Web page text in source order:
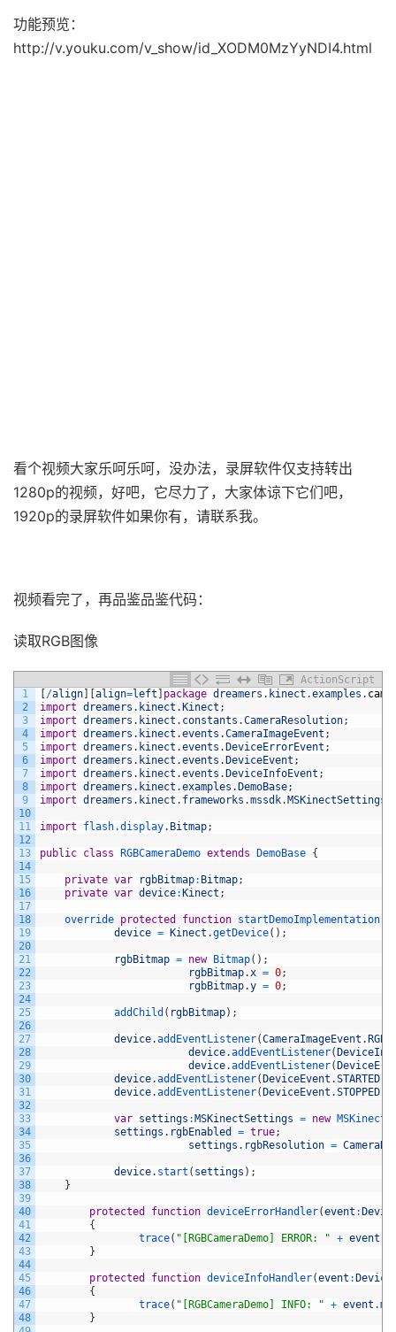
功能预览：
http://v.youku.com/v_show/id_XODM0MzYyNDI4.html
看个视频大家乐呵乐呵，没办法，录屏软件仅支持转出
1280p的视频，好吧，它尽力了，大家体谅下它们吧，
1920p的录屏软件如果你有，请联系我。
视频看完了，再品鉴品鉴代码：
读取RGB图像
ActionScript
1
2
3
4
5
6
7
8
9
10
11
12
13
14
15
16
17
18
19
20
21
22
23
24
25
26
27
28
29
30
31
32
33
34
35
36
37
38
39
40
41
42
43
44
45
46
47
48
[/align] [align=left ] package dreamers . kinect .examples .
import dreamers . kinect .Kinect ;
import dreamers . kinect . constants .CameraResolution;
import dreamers . kinect .events .CameraImageEvent ;
import dreamers . kinect .events .DeviceErrorEvent ;
import dreamers . kinect .events .DeviceEvent ;
import dreamers . kinect .events .DeviceInfoEvent ;
import dreamers . kinect .examples .DemoBase;
import dreamers . kinect . frameworks .mssdk.MSKinectSettings
import flash.display. Bitmap;
public class RGBCameraDemo extends DemoBase {
private var rgbBitmap: Bitmap;
private var device:Kinect ;
override protected function startDemoImplementation
device = Kinect .getDevice( ) ;
rgbBitmap = new Bitmap( ) ;
rgbBitmap. x = 0;
rgbBitmap.y = 0;
addChild ( rgbBitmap) ;
device.addEventListener(CameraImageEvent .
device.addEventListener(
device.addEventListener(
device.addEventListener(DeviceEvent .STARTED
device.addEventListener(DeviceEvent .STOPPED
var settings :MSKinectSettings = new
settings . rgbEnabled = true;
settings . rgbResolution =
device. start ( settings ) ;
}
protected function deviceErrorHandler(event :
{
trace( "[RGBCameraDemo] ERROR: " + event
}
protected function deviceInfoHandler(event :
{
trace( "[RGBCameraDemo] INFO: " + event .
}